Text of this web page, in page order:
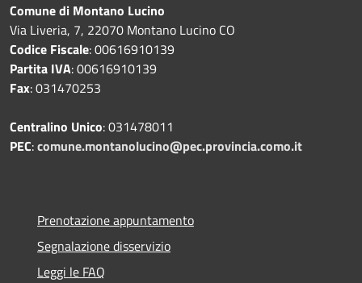
Comune di Montano Lucino
Via Liveria, 7, 22070 Montano Lucino CO
Codice Fiscale: 00616910139
Partita IVA: 00616910139
Fax: 031470253
Centralino Unico: 031478011
PEC:comune.montanolucino@pec.provincia.como.it
Prenotazione appuntamento
Segnalazione disservizio
Leggi le FAQ